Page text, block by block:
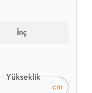
İnç
Yükseklik
cm